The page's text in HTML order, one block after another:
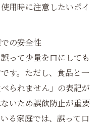
用時に注意したいポイ
の安全性
って少量を口にしても
す。ただし、食品と一
られません」の表記が
いため誤飲防止が重要
る家庭では、誤って口